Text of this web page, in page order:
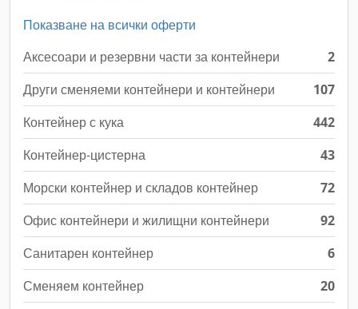
Показване на всички оферти
Аксесоари и резервни части за контейнери
2
Други сменяеми контейнери и контейнери
107
Контейнер с кука
442
Контейнер-цистерна
43
Морски контейнер и складов контейнер
72
Офис контейнери и жилищни контейнери
92
Санитарен контейнер
6
Сменяем контейнер
20